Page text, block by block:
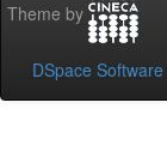
Theme by
DSpace Software